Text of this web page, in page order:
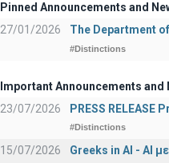
Pinned Announcements and
27/01/2026
The Department
#Distinctions
Important Announcements and
23/07/2026
PRESS
#Distinctions
15/07/2026 Greeks in AI - ΑΙ